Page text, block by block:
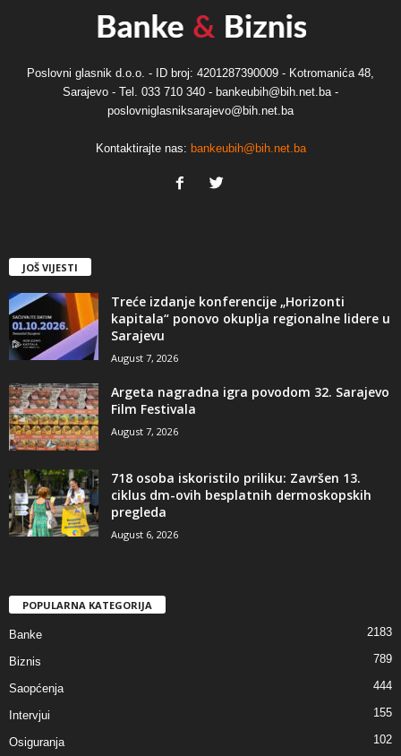
Poslovni glasnik d.o.o. - ID broj: 4201287390009 - Kotromanića 48,
Sarajevo - Tel. 033 710 340 - bankeubih@bih.net.ba -
poslovniglasniksarajevo@bih.net.ba
Kontaktirajte nas: bankeubih@bih.net.ba
JOŠ VIJESTI
Treće izdanje konferencije „Horizonti
kapitala“ ponovo okuplja regionalne lidere u
Sarajevu
August 7, 2026
Argeta nagradna igra povodom 32. Sarajevo
Film Festivala
August 7, 2026
718 osoba iskoristilo priliku: Završen 13.
ciklus dm-ovih besplatnih dermoskopskih
pregleda
August 6, 2026
POPULARNA KATEGORIJA
Banke 2183
Biznis 789
Saopćenja 444
Intervjui 155
Osiguranja 102